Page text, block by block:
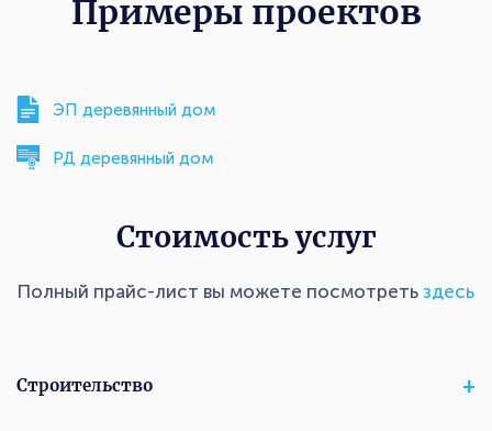
Примеры проектов
ЭП деревянный дом
РД деревянный дом
Стоимость услуг
Полный прайс-лист вы можете посмотреть здесь
Строительство